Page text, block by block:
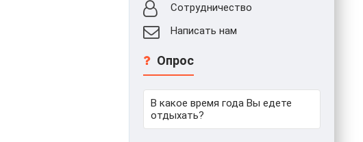
Сотрудничество
Написать нам
Опрос
В какое время года Вы едете
отдыхать?